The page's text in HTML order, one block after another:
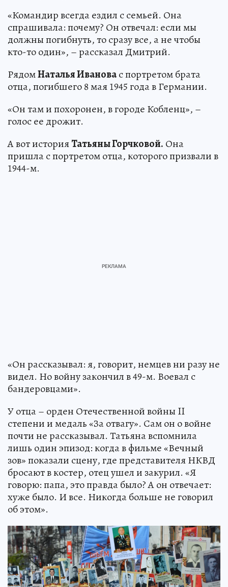
«Командир всегда ездил с семьей. Она
спрашивала: почему? Он отвечал: если мы
должны погибнуть, то сразу все, а не чтобы
кто-то один», – рассказал Дмитрий.
РядомНаталья Ивановас портретом брата
отца, погибшего 8 мая 1945 года в Германии.
«Он там и похоронен, в городе Кобленц», –
голос ее дрожит.
А вот историяТатьяны Горчковой. Она
пришла с портретом отца, которого призвали в
1944-м.
«Он рассказывал: я, говорит, немцев ни разу не
видел. Но войну закончил в 49-м. Воевал с
бандеровцами».
У отца – орден Отечественной войны II
степени и медаль «За отвагу». Сам он о войне
почти не рассказывал. Татьяна вспомнила
лишь один эпизод: когда в фильме «Вечный
зов» показали сцену, где представителя НКВД
бросают в костер, отец ушел и закурил. «Я
говорю: папа, это правда было? А он отвечает:
хуже было. И все. Никогда больше не говорил
об этом».